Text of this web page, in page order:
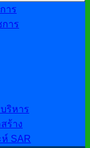
าร
การ
ริหาร
ร้าง
ห์ SAR